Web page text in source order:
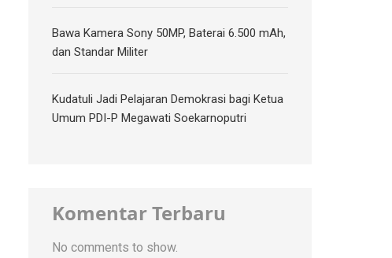
Bawa Kamera Sony 50MP, Baterai 6.500 mAh,
dan Standar Militer
Kudatuli Jadi Pelajaran Demokrasi bagi Ketua
Umum PDI-P Megawati Soekarnoputri
Komentar Terbaru
No comments to show.